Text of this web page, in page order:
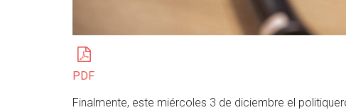
PDF
Finalmente, este miércoles 3 de diciembre el